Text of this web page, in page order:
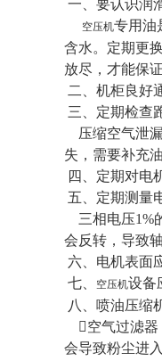
一、要认识润
空压机专用油
含水。定期更
放尽，才能保
二、机柜良好
三、定期检查
压缩空气泄漏
失，需要补充
四、定期对电
五、定期测量
三相电压1%
会反转，导致
六、电机表面
七、
空压机设备
八、喷油压缩
空气过滤器
会导致粉尘进